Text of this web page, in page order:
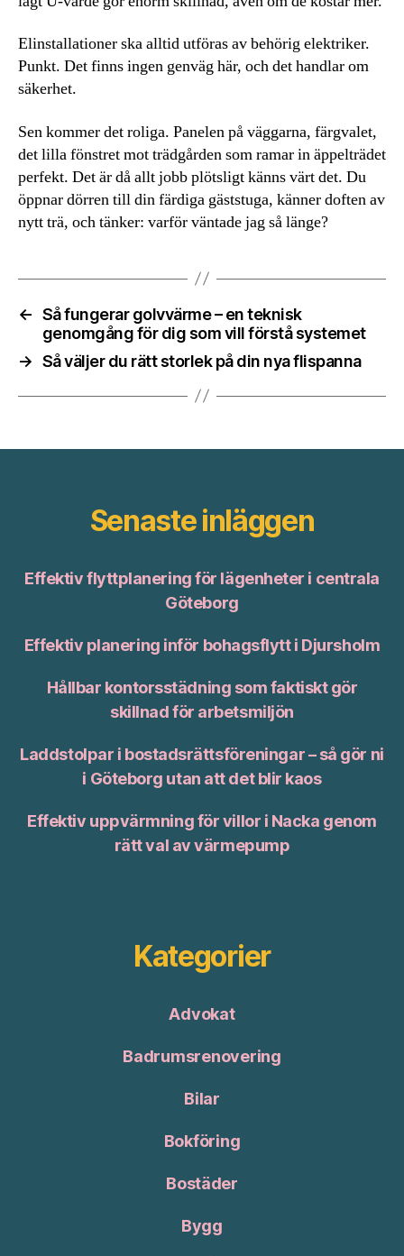
Elinstallationer ska alltid utföras av behörig elektriker.
Punkt. Det finns ingen genväg här, och det handlar om
säkerhet.
Sen kommer det roliga. Panelen på väggarna, färgvalet,
det lilla fönstret mot trädgården som ramar in äppelträdet
perfekt. Det är då allt jobb plötsligt känns värt det. Du
öppnar dörren till din färdiga gäststuga, känner doften av
nytt trä, och tänker: varför väntade jag så länge?
← Så fungerar golvvärme – en teknisk
genomgång för dig som vill förstå systemet
→ Så väljer du rätt storlek på din nya flispanna
Senaste inläggen
Effektiv flyttplanering för lägenheter i centrala
Göteborg
Effektiv planering inför bohagsflytt i Djursholm
Hållbar kontorsstädning som faktiskt gör
skillnad för arbetsmiljön
Laddstolpar i bostadsrättsföreningar – så gör ni
i Göteborg utan att det blir kaos
Effektiv uppvärmning för villor i Nacka genom
rätt val av värmepump
Kategorier
Advokat
Badrumsrenovering
Bilar
Bokföring
Bostäder
Bygg